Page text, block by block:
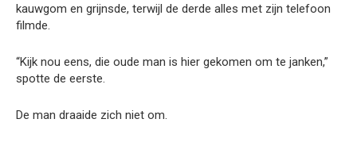
kauwgom en grijnsde, terwijl de derde alles met zijn telefoon
filmde.
“Kijk nou eens, die oude man is hier gekomen om te janken,”
spotte de eerste.
De man draaide zich niet om.